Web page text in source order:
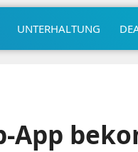
UNTERHALTUNG
App